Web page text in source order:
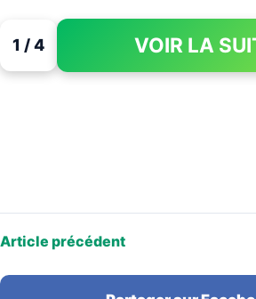
1 / 4 VOIR LA
Article précédent